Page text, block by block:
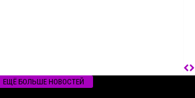
ЕЩЁ БОЛЬШЕ НОВОСТЕЙ